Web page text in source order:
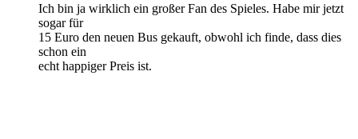
Ich bin ja wirklich ein großer Fan des Spieles. Habe mir jetzt
sogar für
15 Euro den neuen Bus gekauft, obwohl ich finde, dass dies
schon ein
echt happiger Preis ist.